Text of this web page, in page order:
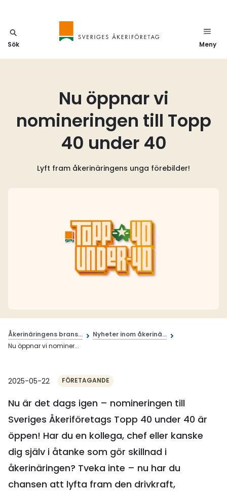
Sök Meny
Nu öppnar vi
nomineringen till Topp
40 under 40
Lyft fram åkerinäringens unga förebilder!
Åkerinäringens brans...
Nyheter inom åkerinä...
Nu öppnar vi nominer...
2025-05-22 FÖRETAGANDE
Nu är det dags igen – nomineringen till
Sveriges Åkeriföretags Topp 40 under 40 är
öppen! Har du en kollega, chef eller kanske
dig själv i åtanke som gör skillnad i
åkerinäringen? Tveka inte – nu har du
chansen att lyfta fram den drivkraft,